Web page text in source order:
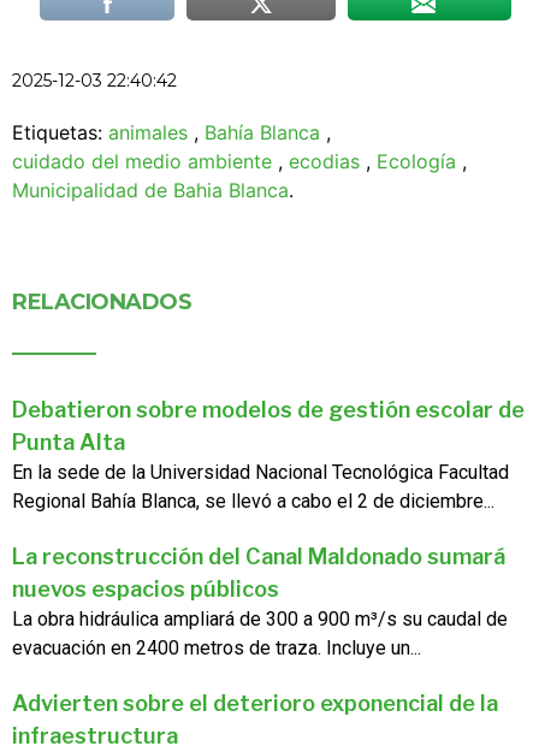
2025-12-03 22:40:42
Etiquetas: animales , Bahía Blanca ,
cuidado del medio ambiente , ecodias , Ecología ,
Municipalidad de Bahia Blanca.
RELACIONADOS
Debatieron sobre modelos de gestión escolar de
Punta Alta
En la sede de la Universidad Nacional Tecnológica Facultad
Regional Bahía Blanca, se llevó a cabo el 2 de diciembre...
La reconstrucción del Canal Maldonado sumará
nuevos espacios públicos
La obra hidráulica ampliará de 300 a 900 m³/s su caudal de
evacuación en 2400 metros de traza. Incluye un...
Advierten sobre el deterioro exponencial de la
infraestructura